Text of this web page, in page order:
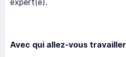
expert(e).
Avec qui allez-vous